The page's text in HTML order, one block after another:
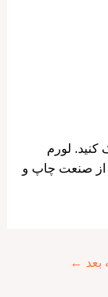
کنید. لورم
از صنعت چاپ و
بعد ←